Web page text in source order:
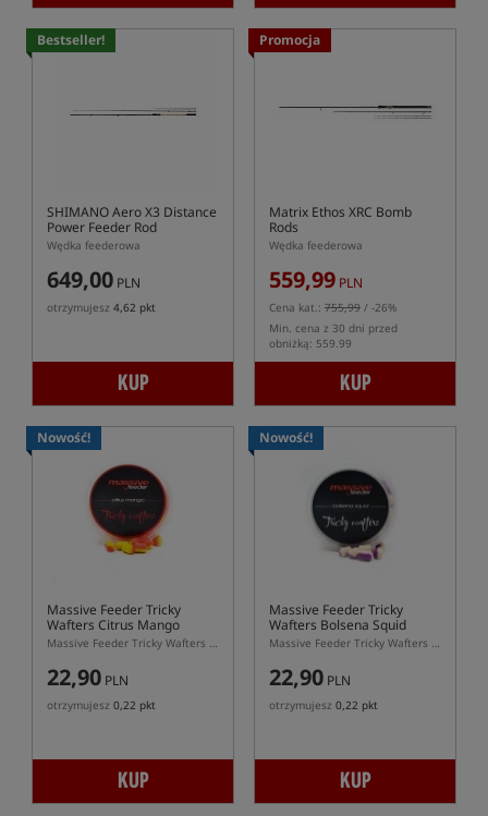
Bestseller!
SHIMANO Aero X3 Distance
Power Feeder Rod
Wędka feederowa
649,00 PLN
otrzymujesz 4,62 pkt
KUP
Promocja
Matrix Ethos XRC Bomb
Rods
Wędka feederowa
559,99 PLN
Cena kat.: 755,99 / -26%
Min. cena z 30 dni przed
obniżką: 559.99
KUP
Nowość!
Massive Feeder Tricky
Wafters Citrus Mango
Massive Feeder Tricky Wafters Citrus Mango 10 × 7 mm – żółto-pomarańczowe waftersy dumbells do
22,90 PLN
otrzymujesz 0,22 pkt
KUP
Nowość!
Massive Feeder Tricky
Wafters Bolsena Squid
Massive Feeder Tricky Wafters Bolsena Squid 10 × 7 mm – biało-fioletowe waftersy dumbells do feedera
22,90 PLN
otrzymujesz 0,22 pkt
KUP